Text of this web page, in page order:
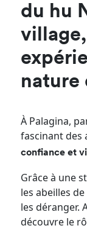
du hu
nature
À Palagina,
fascinant des
confiance et
Grâce à une
les abeilles
les déranger.
découvre le